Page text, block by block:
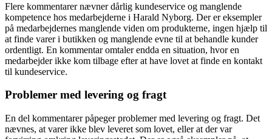
Flere kommentarer nævner dårlig kundeservice og manglende
kompetence hos medarbejderne i Harald Nyborg. Der er eksempler
på medarbejdernes manglende viden om produkterne, ingen hjælp til
at finde varer i butikken og manglende evne til at behandle kunder
ordentligt. En kommentar omtaler endda en situation, hvor en
medarbejder ikke kom tilbage efter at have lovet at finde en kontakt
til kundeservice.
Problemer med levering og fragt
En del kommentarer påpeger problemer med levering og fragt. Det
nævnes, at varer ikke blev leveret som lovet, eller at der var